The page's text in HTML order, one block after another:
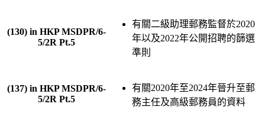
(130) in HKP MSDPR/6-
5/2R Pt.5
有關二級助理郵務監督於2020
年以及2022年公開招聘的篩選
準則
(137) in HKP MSDPR/6-
5/2R Pt.5
有關2020年至2024年晉升至郵
務主任及高級郵務員的資料